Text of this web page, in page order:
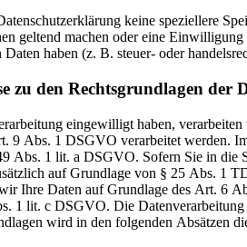
keine speziellere
geltend machen oder eine
Daten haben (z. B. steuer- oder
zu den Rechtsgrundlagen der
eingewilligt haben,
9 Abs. 1 DSGVO verarbeitet werden.
Abs. 1 lit. a DSGVO. Sofern Sie in
auf Grundlage von § 25 Abs. 1
Ihre Daten auf Grundlage des Art. 6
1 lit. c DSGVO. Die
wird in den folgenden Absätzen